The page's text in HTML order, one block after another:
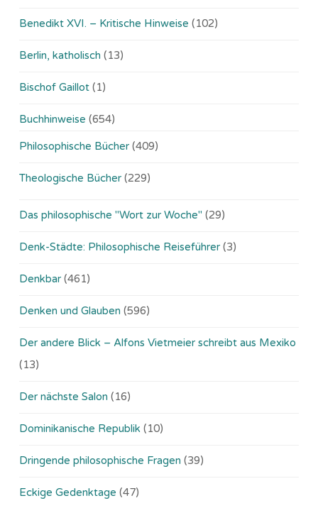
Benedikt XVI. – Kritische Hinweise (102)
Berlin, katholisch (13)
Bischof Gaillot (1)
Buchhinweise (654)
Philosophische Bücher (409)
Theologische Bücher (229)
Das philosophische "Wort zur Woche" (29)
Denk-Städte: Philosophische Reiseführer (3)
Denkbar (461)
Denken und Glauben (596)
Der andere Blick – Alfons Vietmeier schreibt aus Mexiko
(13)
Der nächste Salon (16)
Dominikanische Republik (10)
Dringende philosophische Fragen (39)
Eckige Gedenktage (47)